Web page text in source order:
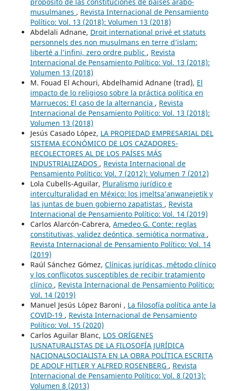
musulmanes , Revista Internacional de Pensamiento
Político: Vol. 13 (2018): Volumen 13 (2018)
Abdelali Adnane, Droit international privé et statuts
personnels des non musulmans en terre d’islam:
liberté a l’infini, zero ordre public , Revista
Internacional de Pensamiento Político: Vol. 13 (2018):
Volumen 13 (2018)
M. Fouad El Achouri, Abdelhamid Adnane (trad), El
impacto de lo religioso sobre la práctica política en
Marruecos: El caso de la alternancia , Revista
Internacional de Pensamiento Político: Vol. 13 (2018):
Volumen 13 (2018)
Jesús Casado López, LA PROPIEDAD EMPRESARIAL DEL
SISTEMA ECONÓMICO DE LOS CAZADORES-
RECOLECTORES AL DE LOS PAÍSES MÁS
INDUSTRIALIZADOS , Revista Internacional de
Pensamiento Político: Vol. 7 (2012): Volumen 7 (2012)
Lola Cubells-Aguilar, Pluralismo jurídico e
interculturalidad en México: los jmeltsa’anwanejetik y
las juntas de buen gobierno zapatistas , Revista
Internacional de Pensamiento Político: Vol. 14 (2019)
Carlos Alarcón-Cabrera, Amedeo G. Conte: reglas
constitutivas, validez deóntica, semiótica normativa ,
Revista Internacional de Pensamiento Político: Vol. 14
(2019)
Raúl Sánchez Gómez, Clínicas jurídicas, m´étodo clínico
y los conflicotos susceptibles de recibir tratamiento
clínico , Revista Internacional de Pensamiento Político:
Vol. 14 (2019)
Manuel Jesús López Baroni , La filosofía política ante la
COVID-19 , Revista Internacional de Pensamiento
Político: Vol. 15 (2020)
Carlos Aguilar Blanc, LOS ORÍGENES
IUSNATURALISTAS DE LA FILOSOFÍA JURÍDICA
NACIONALSOCIALISTA EN LA OBRA POLÍTICA ESCRITA
DE ADOLF HITLER Y ALFRED ROSENBERG , Revista
Internacional de Pensamiento Político: Vol. 8 (2013):
Volumen 8 (2013)